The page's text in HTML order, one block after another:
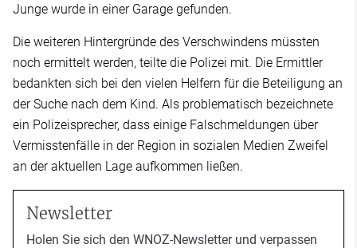
Junge wurde in einer Garage gefunden.
Die weiteren Hintergründe des Verschwindens müssten
noch ermittelt werden, teilte die Polizei mit. Die Ermittler
bedankten sich bei den vielen Helfern für die Beteiligung an
der Suche nach dem Kind. Als problematisch bezeichnete
ein Polizeisprecher, dass einige Falschmeldungen über
Vermisstenfälle in der Region in sozialen Medien Zweifel
an der aktuellen Lage aufkommen ließen.
Newsletter
Holen Sie sich den WNOZ-Newsletter und verpassen